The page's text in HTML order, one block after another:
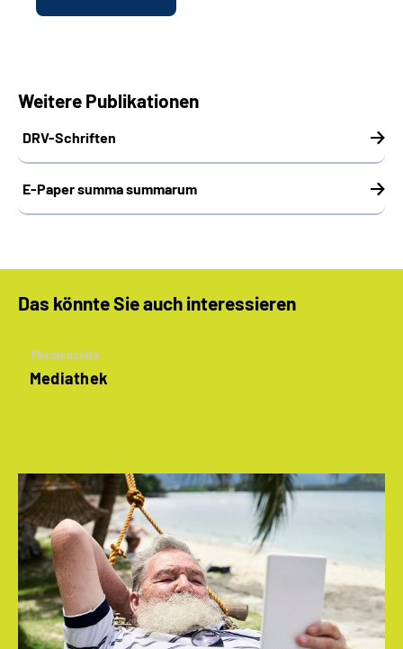
Weitere Publikationen
DRV-Schriften
E-Paper summa summarum
Das könnte Sie auch interessieren
Themenseite
Mediathek